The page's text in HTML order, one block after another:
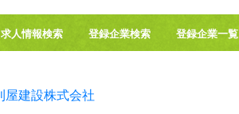
求人情報検索 登録企業検索 登録企業一覧